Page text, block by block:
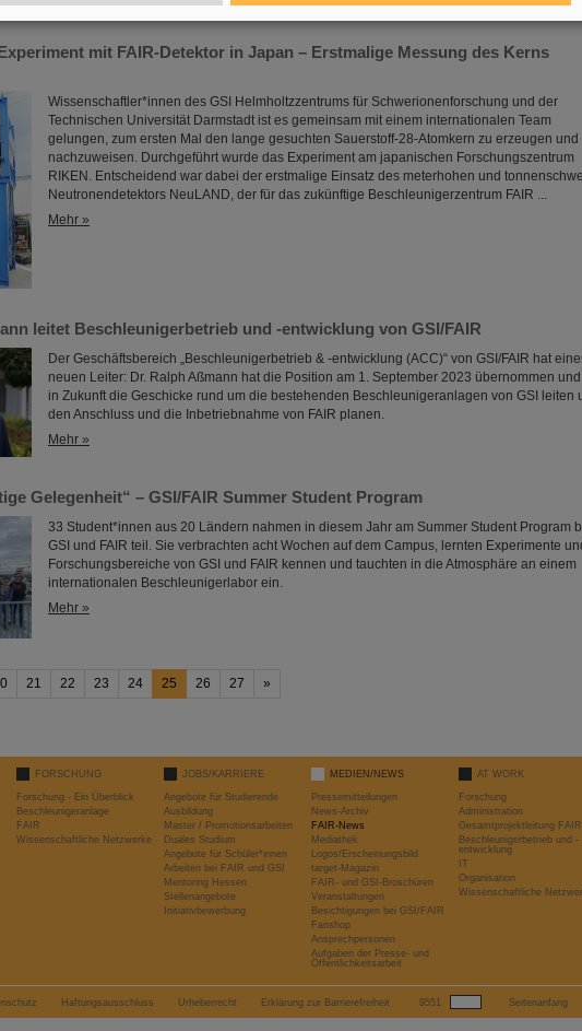
mit FAIR-Detektor in Japan – Erstmalige Messung des Kerns
Wissenschaftler*innen des GSI Helmholtzzentrums für Schwerionenforschung und der
Technischen Universität Darmstadt ist es gemeinsam mit einem internationalen Team
gelungen, zum ersten Mal den lange gesuchten Sauerstoff-28-Atomkern zu erzeugen und
nachzuweisen. Durchgeführt wurde das Experiment am japanischen Forschungszentrum
RIKEN. Entscheidend war dabei der erstmalige Einsatz des meterhohen und
Neutronendetektors NeuLAND, der für das zukünftige Beschleunigerzentrum FAIR ...
Mehr »
leitet Beschleunigerbetrieb und -entwicklung von GSI/FAIR
Der Geschäftsbereich „Beschleunigerbetrieb & -entwicklung (ACC)“ von GSI/FAIR hat
neuen Leiter: Dr. Ralph Aßmann hat die Position am 1. September 2023 übernommen
in Zukunft die Geschicke rund um die bestehenden Beschleunigeranlagen von GSI leiten
den Anschluss und die Inbetriebnahme von FAIR planen.
Mehr »
Gelegenheit“ – GSI/FAIR Summer Student Program
33 Student*innen aus 20 Ländern nahmen in diesem Jahr am Summer Student Program
GSI und FAIR teil. Sie verbrachten acht Wochen auf dem Campus, lernten Experimente
Forschungsbereiche von GSI und FAIR kennen und tauchten in die Atmosphäre an einem
internationalen Beschleunigerlabor ein.
Mehr »
21 22 23 24 25 26 27 »
FORSCHUNG
Forschung - Ein Überblick
Beschleunigeranlage
FAIR
Wissenschaftliche Netzwerke
JOBS/KARRIERE
Angebote für Studierende
Ausbildung
Master / Promotionsarbeiten
Duales Studium
Angebote für Schüler*innen
Arbeiten bei FAIR und GSI
Mentoring Hessen
Stellenangebote
Initiativbewerbung
MEDIEN/NEWS
Pressemitteilungen
News-Archiv
FAIR-News
Mediathek
Logos/Erscheinungsbild
target-Magazin
FAIR- und GSI-Broschüren
Veranstaltungen
Besichtigungen bei GSI/FAIR
Fanshop
Ansprechpersonen
Aufgaben der Presse- und
Öffentlichkeitsarbeit
AT WORK
Forschung
Administration
Gesamtprojektleitung FAIR
Beschleunigerbetrieb und -
entwicklung
IT
Organisation
Wissenschaftliche
Haftungsausschluss Urheberrecht Erklärung zur Barrierefreiheit 9551 Seitenanfang